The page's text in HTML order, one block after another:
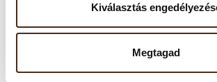
Kiválasztás
Megtagad
A kávét hűvös, száraz, fénytől védett
zárható tárolóban ajánlott tartani.
Felbontás után javasolt 2–4 héten belül